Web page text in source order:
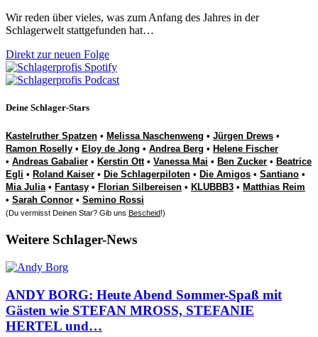
Wir reden über vieles, was zum Anfang des Jahres in der
Schlagerwelt stattgefunden hat…
Direkt zur neuen Folge
Deine Schlager-Stars
Kastelruther Spatzen • Melissa Naschenweng • Jürgen Drews •
Ramon Roselly • Eloy de Jong • Andrea Berg • Helene Fischer
• Andreas Gabalier • Kerstin Ott• Vanessa Mai • Ben Zucker • Beatrice
Egli • Roland Kaiser • Die Schlagerpiloten • Die Amigos • Santiano •
Mia Julia• Fantasy • Florian Silbereisen • KLUBBB3 • Matthias Reim
• Sarah Connor • Semino Rossi
(Du vermisst Deinen Star? Gib uns Bescheid!)
Weitere Schlager-News
ANDY BORG: Heute Abend Sommer-Spaß mit
Gästen wie STEFAN MROSS, STEFANIE
HERTEL und…